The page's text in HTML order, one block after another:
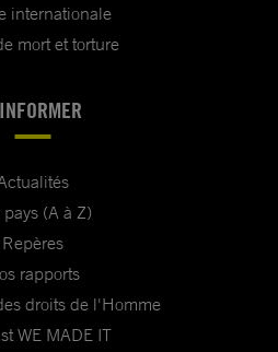
internationale
mort et torture
pays (A à Z)
Repères
rapports
droits de l'Homme
WE MADE IT